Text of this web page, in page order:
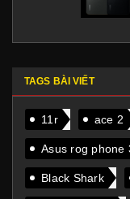
TAGS BÀI VIẾT
11r ace 2
Asus rog phone
Black Shark